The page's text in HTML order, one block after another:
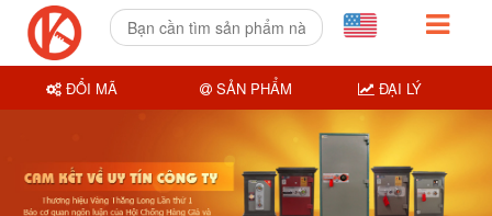
ĐỔI MÃ SẢN PHẨM ĐẠI LÝ